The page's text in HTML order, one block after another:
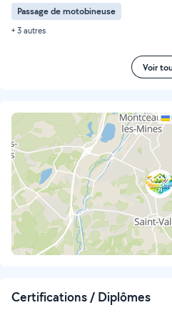
Passage de motobineuse
+ 3 autres
Voir
Certifications / Diplômes